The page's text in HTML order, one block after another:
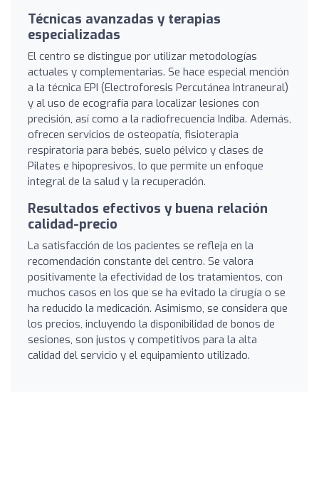
Técnicas avanzadas y terapias
especializadas
El centro se distingue por utilizar metodologías
actuales y complementarias. Se hace especial mención
a la técnica EPI (Electroforesis Percutánea Intraneural)
y al uso de ecografía para localizar lesiones con
precisión, así como a la radiofrecuencia Indiba. Además,
ofrecen servicios de osteopatía, fisioterapia
respiratoria para bebés, suelo pélvico y clases de
Pilates e hipopresivos, lo que permite un enfoque
integral de la salud y la recuperación.
Resultados efectivos y buena relación
calidad-precio
La satisfacción de los pacientes se refleja en la
recomendación constante del centro. Se valora
positivamente la efectividad de los tratamientos, con
muchos casos en los que se ha evitado la cirugía o se
ha reducido la medicación. Asimismo, se considera que
los precios, incluyendo la disponibilidad de bonos de
sesiones, son justos y competitivos para la alta
calidad del servicio y el equipamiento utilizado.